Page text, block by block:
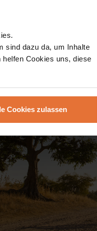
sind dazu da, um Inhalte
helfen Cookies uns, diese
Cookies zulassen
Musikmetropole Mindelo und
Gastfreundlichkeit der